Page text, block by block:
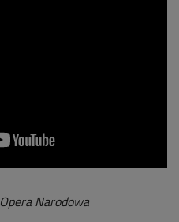
Narodowa